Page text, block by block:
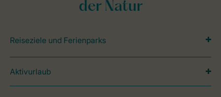
der Natur
Reiseziele und Ferienparks
Aktivurlaub